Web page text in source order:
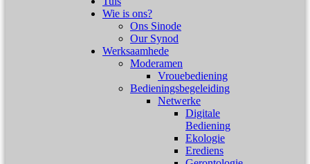
Wie is ons?
Ons Sinode
Our Synod
Werksaamhede
Moderamen
Vrouebediening
Bedieningsbegeleiding
Netwerke
Digitale
Bediening
Ekologie
Erediens